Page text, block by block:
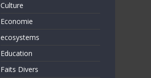
Culture
Economie
ecosystems
Education
Faits Divers